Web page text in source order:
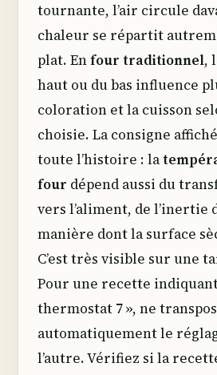
tournante, l’air circule
chaleur se répartit
plat. Enfour traditionnel,
haut ou du bas influence
coloration et la cuisson
choisie. La consigne
toute l’histoire : la
four dépend aussi du
vers l’aliment, de l’inertie
manière dont la surface
C’est très visible sur une
Pour une recette
thermostat 7 », ne
automatiquement le
l’autre. Vérifiez si la